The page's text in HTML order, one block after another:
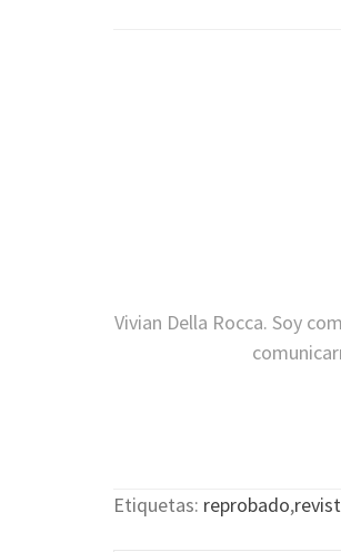
Vivian Della Rocca. Soy
Etiquetas: reprobado,